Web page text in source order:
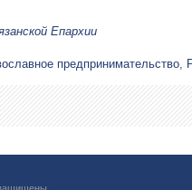
Епархии
предпринимательство,